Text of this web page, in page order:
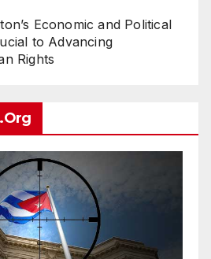
Economic and Political
to Advancing
Rights